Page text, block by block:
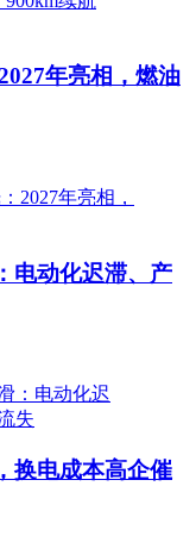
年亮相，燃油
电动化迟滞、产
换电成本高企催